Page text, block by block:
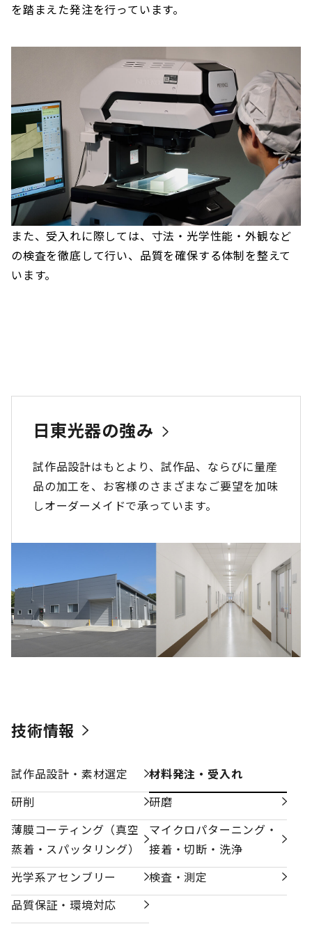
を踏まえた発注を行っています。
また、受入れに際しては、寸法・光学性能・外観など
の検査を徹底して行い、品質を確保する体制を整えて
います。
日東光器の強み
試作品設計はもとより、試作品、 ならびに量産
品の加工を、 お客様のさまざまなご要望を加味
しオーダーメイドで承っています。
技術情報
試作品設計・素材選定
材料発注・受入れ
研削
研磨
薄膜コーティング（真空
蒸着・スパッタリング）
マイクロパターニング・
接着・切断・洗浄
光学系アセンブリー
検査・測定
品質保証・環境対応